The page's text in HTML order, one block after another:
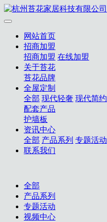
网站首页
招商加盟
招商加盟 在线加盟
关于苔花
苔花品牌
全屋定制
全部 现代轻奢 现代简约
配套产品
护墙板
资讯中心
全部 产品系列 专题活动
联系我们
全部
产品系列
专题活动
视频中心